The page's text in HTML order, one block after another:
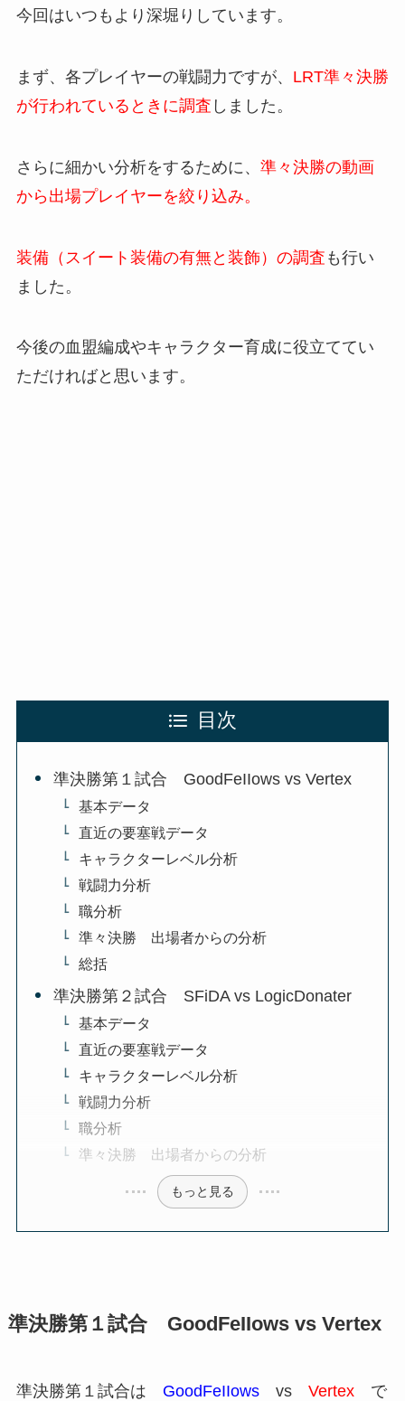
今回はいつもより深堀りしています。
まず、各プレイヤーの戦闘力ですが、 LRT準々決勝
が行われているときに調査 しました。
さらに細かい分析をするために、 準々決勝の動画
から出場プレイヤーを絞り込み。
装備（スイート装備の有無と装飾）の調査 も行い
ました。
今後の血盟編成やキャラクター育成に役立ててい
ただければと思います。
目次
準決勝第１試合 GoodFeIIows vs Vertex
基本データ
直近の要塞戦データ
キャラクターレベル分析
戦闘力分析
職分析
準々決勝 出場者からの分析
総括
準決勝第２試合 SFiDA vs LogicDonater
基本データ
直近の要塞戦データ
キャラクターレベル分析
戦闘力分析
職分析
準々決勝 出場者からの分析
もっと見る
準決勝第１試合 GoodFeIIows vs Vertex
準決勝第１試合は GoodFeIIowsvs Vertexで